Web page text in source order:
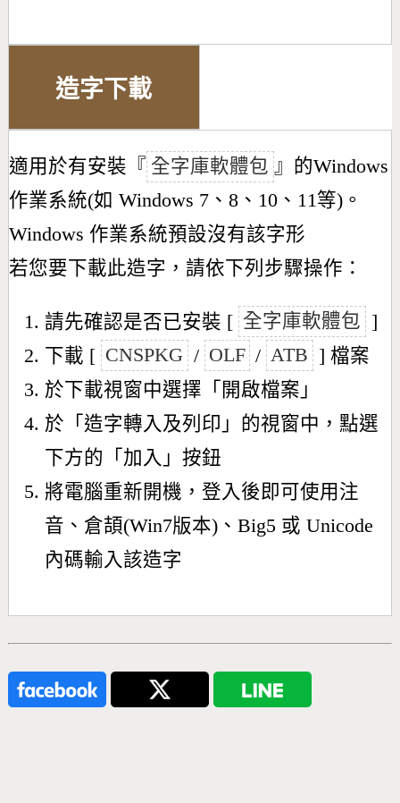
造字下載
適用於有安裝『 全字庫軟體包 』的Windows
作業系統(如 Windows 7、8、10、11等)。
Windows 作業系統預設沒有該字形
若您要下載此造字，請依下列步驟操作：
請先確認是否已安裝 [ 全字庫軟體包 ]
下載 [ CNSPKG / OLF / ATB ] 檔案
於下載視窗中選擇「開啟檔案」
於「造字轉入及列印」的視窗中，點選
下方的「加入」按鈕
將電腦重新開機，登入後即可使用注
音、倉頡(Win7版本)、Big5 或 Unicode
內碼輸入該造字